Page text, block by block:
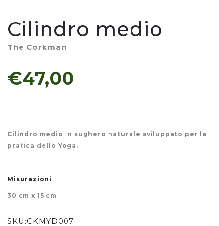
Cilindro medio
The Corkman
€47,00
Cilindro medio in sughero naturale sviluppato per la
pratica dello Yoga.
Misurazioni
30 cm x 15 cm
SKU:CKMYD007